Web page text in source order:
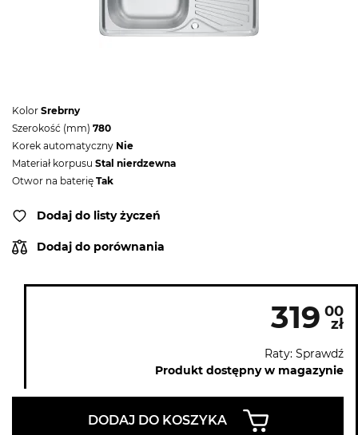
Kolor Srebrny
Szerokość (mm) 780
Korek automatyczny Nie
Materiał korpusu Stal nierdzewna
Otwor na baterię Tak
Dodaj do listy życzeń
Dodaj do porównania
319 00
zł
Raty: Sprawdź
Produkt dostępny w magazynie
DODAJ DO KOSZYKA